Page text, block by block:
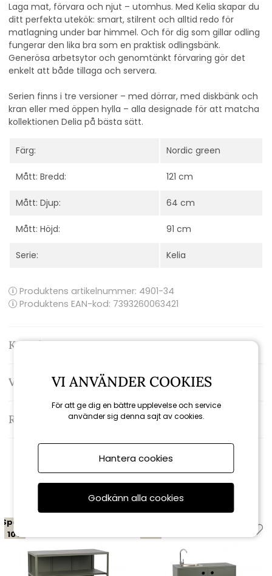
Laga mat, förvara och njut – utomhus. Med Kelia skapar du
ditt perfekta utekök: smart, stilrent och alltid redo för
matlagning under bar himmel. Och för dig som gillar odling
fungerar den lika bra som en praktisk odlingsbänk.
Generösa arbetsytor och genomtänkt förvaring gör det
enkelt att både tillaga och servera.
Serien finns i tre versioner – med dörrar, med diskbänk och
kran eller med öppen hylla – alla designade för att matcha
kollektionen Delia på bästa sätt.
Färg: Nordic green
Mått: Bredd: 121 cm
Mått: Djup: 64 cm
Mått: Höjd: 91 cm
Serie: Kelia
Produktens artikelnummer: 4901-34
Produktens EAN-kod: 7393260063421
Kontakta oss
Varumärke: Brafab
Recensioner
Relaterade produkter
Spara
10%
VI ANVÄNDER COOKIES
För att ge dig en bättre upplevelse och service
använder sig denna sajt av cookies.
Hantera cookies
Godkänn alla cookies